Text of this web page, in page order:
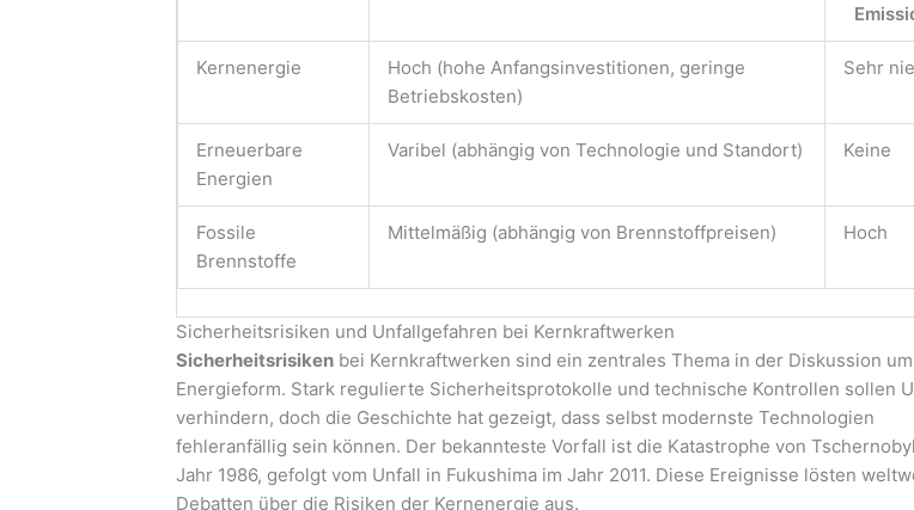
Kernenergie
Hoch (hohe Anfangsinvestitionen, geringe
Betriebskosten)
Sehr
Erneuerbare
Energien
Varibel (abhängig von Technologie und Standort) Keine
Fossile
Brennstoffe
Mittelmäßig (abhängig von Brennstoffpreisen) Hoch
Sicherheitsrisiken und Unfallgefahren bei Kernkraftwerken
Sicherheitsrisiken bei Kernkraftwerken sind ein zentrales Thema in der Diskussion
Energieform. Stark regulierte Sicherheitsprotokolle und technische Kontrollen sollen
verhindern, doch die Geschichte hat gezeigt, dass selbst modernste Technologien
fehleranfällig sein können. Der bekannteste Vorfall ist die Katastrophe von
Jahr 1986, gefolgt vom Unfall in Fukushima im Jahr 2011. Diese Ereignisse lösten
Debatten über die Risiken der Kernenergie aus.